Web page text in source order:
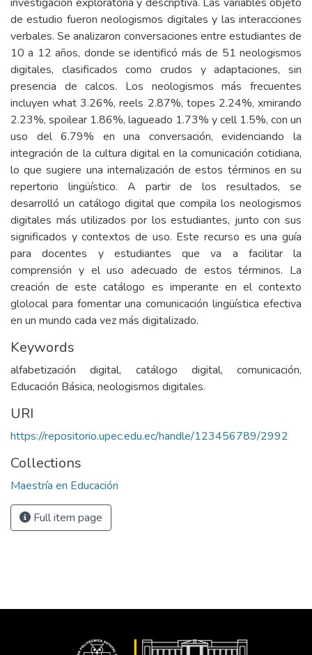
de estudio fueron neologismos digitales y las interacciones
verbales. Se analizaron conversaciones entre estudiantes de
10 a 12 años, donde se identificó más de 51 neologismos
digitales, clasificados como crudos y adaptaciones, sin
presencia de calcos. Los neologismos más frecuentes
incluyen what 3.26%, reels 2.87%, topes 2.24%, xmirando
2.23%, spoilear 1.86%, lagueado 1.73% y cell 1.5%, con un
uso del 6.79% en una conversación, evidenciando la
integración de la cultura digital en la comunicación cotidiana,
lo que sugiere una internalización de estos términos en su
repertorio lingüístico. A partir de los resultados, se
desarrolló un catálogo digital que compila los neologismos
digitales más utilizados por los estudiantes, junto con sus
significados y contextos de uso. Este recurso es una guía
para docentes y estudiantes que va a facilitar la
comprensión y el uso adecuado de estos términos. La
creación de este catálogo es imperante en el contexto
glolocal para fomentar una comunicación lingüística efectiva
en un mundo cada vez más digitalizado.
Keywords
alfabetización digital, catálogo digital, comunicación,
Educación Básica, neologismos digitales.
URI
https://repositorio.upec.edu.ec/handle/123456789/2992
Collections
Maestría en Educación
Full item page